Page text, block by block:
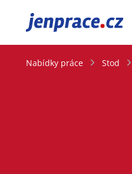
JenPráce.cz
Nabídky práce Stod